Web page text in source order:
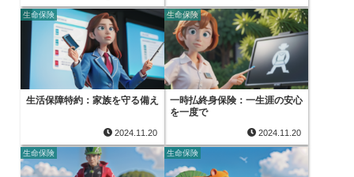
生命保険
生活保障特約：家族を守る備え
2024.11.20
生命保険
一時払終身保険：一生涯の安心
を一度で
2024.11.20
生命保険 生命保険